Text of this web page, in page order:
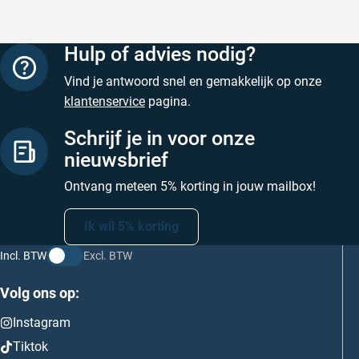
Hulp of advies nodig?
Vind je antwoord snel en gemakkelijk op onze
klantenservice pagina.
Schrijf je in voor onze
nieuwsbrief
Ontvang meteen 5% korting in jouw mailbox!
Ik wil 5% korting
Incl. BTW Excl. BTW
Volg ons op:
Instagram
Tiktok